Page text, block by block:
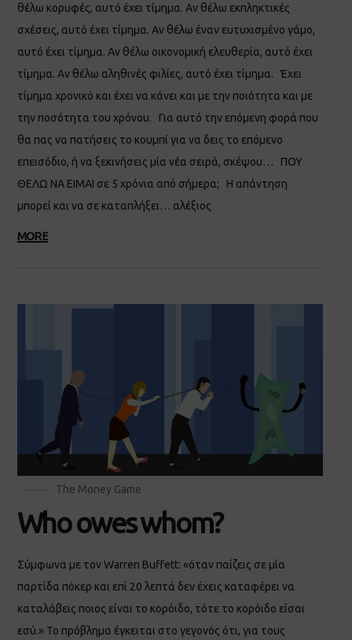
θέλω κορυφές, αυτό έχει τίμημα. Αν θέλω εκπληκτικές
σχέσεις, αυτό έχει τίμημα. Αν θέλω έναν ευτυχισμένο γάμο,
αυτό έχει τίμημα. Αν θέλω οικονομική ελευθερία, αυτό έχει
τίμημα. Αν θέλω αληθινές φιλίες, αυτό έχει τίμημα. Έχει
τίμημα χρονικό και έχει να κάνει και με την ποιότητα και με
την ποσότητα του χρόνου. Για αυτό την επόμενη φορά που
θα πας να πατήσεις το κουμπί για να δεις το επόμενο
επεισόδιο, ή να ξεκινήσεις μία νέα σειρά, σκέψου… ΠΟΥ
ΘΕΛΩ ΝΑ ΕΙΜΑΙ σε 5 χρόνια από σήμερα; Η απάντηση
μπορεί και να σε καταπλήξει… αλέξιος
MORE
The Money Game
Who owes whom?
Σύμφωνα με τον ​Warren Buffett: ​«όταν παίζεις σε μία
παρτίδα πόκερ και επί 20 λεπτά δεν έχεις καταφέρει να
καταλάβεις ποιος είναι το κορόιδο, τότε το κορόιδο είσαι
εσύ.» Το πρόβλημα έγκειται στο γεγονός ότι, για τους